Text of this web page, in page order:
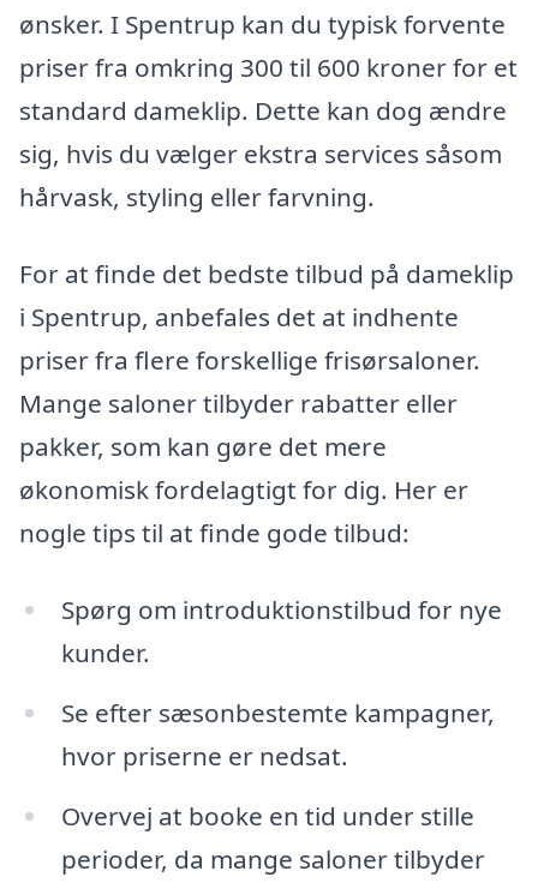
ønsker. I Spentrup kan du typisk forvente
priser fra omkring 300 til 600 kroner for et
standard dameklip. Dette kan dog ændre
sig, hvis du vælger ekstra services såsom
hårvask, styling eller farvning.
For at finde det bedste tilbud på dameklip
i Spentrup, anbefales det at indhente
priser fra flere forskellige frisørsaloner.
Mange saloner tilbyder rabatter eller
pakker, som kan gøre det mere
økonomisk fordelagtigt for dig. Her er
nogle tips til at finde gode tilbud:
Spørg om introduktionstilbud for nye
kunder.
Se efter sæsonbestemte kampagner,
hvor priserne er nedsat.
Overvej at booke en tid under stille
perioder, da mange saloner tilbyder